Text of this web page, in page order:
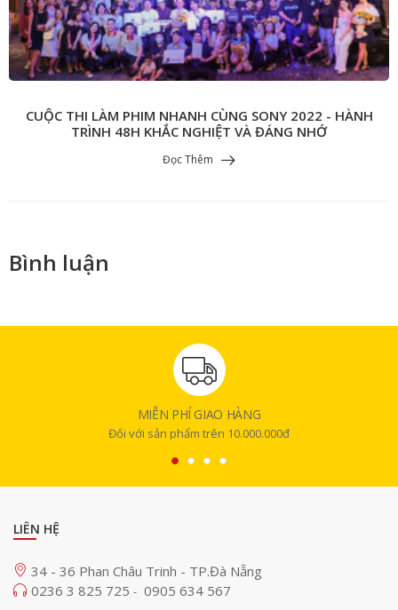
CUỘC THI LÀM PHIM NHANH CÙNG SONY 2022 - HÀNH
TRÌNH 48H KHẮC NGHIỆT VÀ ĐÁNG NHỚ
Đọc Thêm
Bình luận
MIỄN PHÍ GIAO HÀNG
Đối với sản phẩm trên 10.000.000đ
LIÊN HỆ
34 - 36 Phan Châu Trinh - TP.Đà Nẵng
0236 3 825 725 - 0905 634 567